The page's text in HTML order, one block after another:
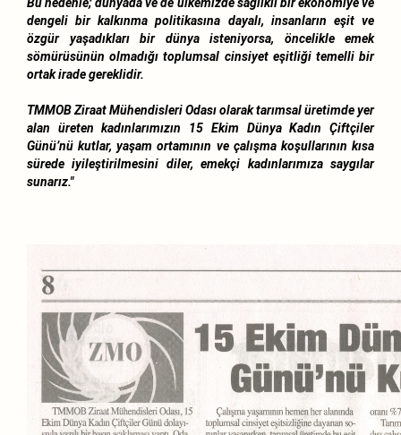
dengeli bir kalkınma politikasına dayalı, insanların eşit ve
özgür yaşadıkları bir dünya isteniyorsa, öncelikle emek
sömürüsünün olmadığı toplumsal cinsiyet eşitliği temelli bir
ortak irade gereklidir.
TMMOB Ziraat Mühendisleri Odası olarak tarımsal üretimde yer
alan üreten kadınlarımızın 15 Ekim Dünya Kadın Çiftçiler
Günü’nü kutlar, yaşam ortamının ve çalışma koşullarının kısa
sürede iyileştirilmesini diler, emekçi kadınlarımıza saygılar
sunarız."